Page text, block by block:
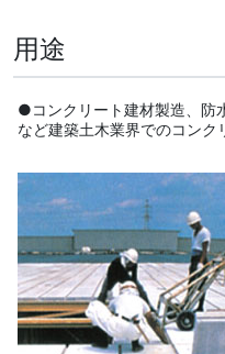
用途
●コンクリート建材製造、防
など建築土木業界でのコンク